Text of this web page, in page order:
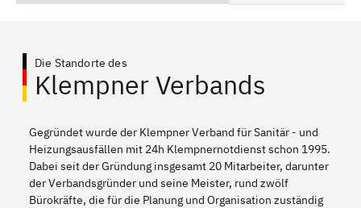
Die Standorte des
Klempner Verbands
Gegründet wurde der Klempner Verband für Sanitär - und
Heizungsausfällen mit 24h Klempnernotdienst schon 1995.
Dabei seit der Gründung insgesamt 20 Mitarbeiter, darunter
der Verbandsgründer und seine Meister, rund zwölf
Bürokräfte, die für die Planung und Organisation zuständig